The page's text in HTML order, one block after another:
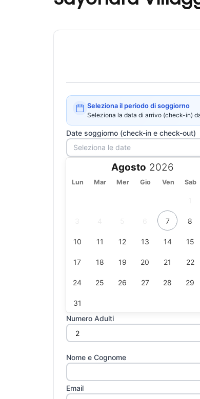
Seleziona il periodo di soggiorno
Seleziona la data di arrivo (check-in)
Date soggiorno (check-in e check-out)
Agosto
Lun Mar Mer Gio Ven Sab
7 8
10 11 12 13 14 15
17 18 19 20 21 22
24 25 26 27 28 29
31
Numero Adulti
Nome e Cognome
Email